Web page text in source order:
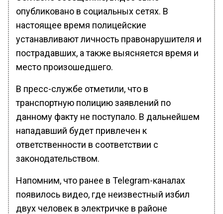
опубликовано в социальных сетях. В
настоящее время полицейские
устанавливают личность правонарушителя и
пострадавших, а также выясняется время и
место произошедшего.
В пресс-службе отметили, что в
транспортную полицию заявлений по
данному факту не поступало. В дальнейшем
нападавший будет привлечен к
ответственности в соответствии с
законодательством.
Напомним, что ранее в Telegram-каналах
появилось видео, где неизвестный избил
двух человек в электричке в районе